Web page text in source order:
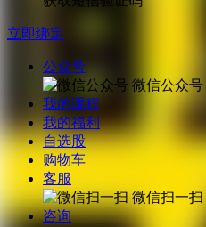
立即绑定
公众号
微信公众号
我的课程
我的福利
自选股
购物车
客服
微信扫一扫
咨询